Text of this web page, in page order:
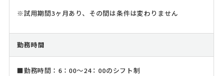
※試用期間3ヶ月あり、その間は条件は変わりません
勤務時間
■勤務時間：6：00～24：00のシフト制